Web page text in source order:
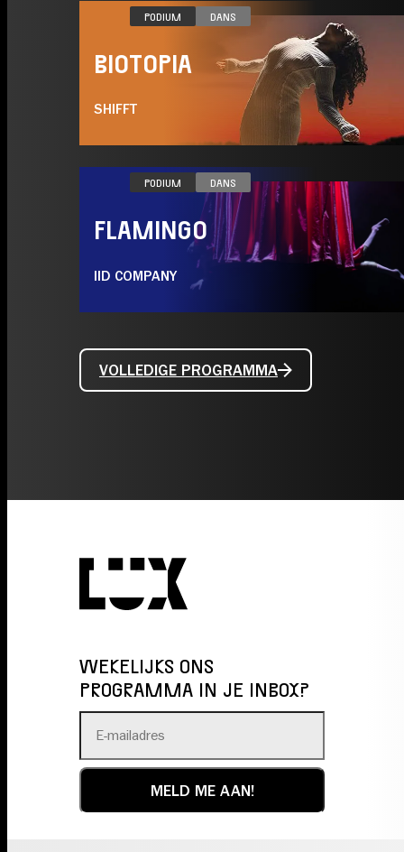
PODIUM DANS
BIOTOPIA
SHIFFT
ZA 16.01
PODIUM DANS
FLAMINGO
IID COMPANY
VOLLEDIGE PROGRAMMA
WEKELIJKS ONS
PROGRAMMA IN JE INBOX?